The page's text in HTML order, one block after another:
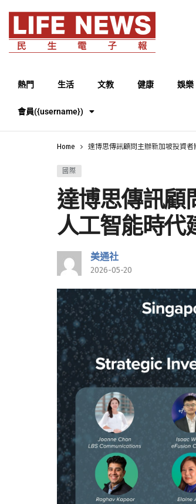
熱門 生活 文教 健康 娛樂
會員({username})
Home 達博思傳訊顧問主辦新加坡投資
國際
達博思傳訊顧
人工智能時代
美通社
2026-05-20